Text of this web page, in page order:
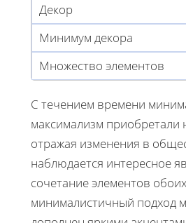
Декор
Минимум декора
Множество элементов
С течением времени
максимализм приобретали
отражая изменения в
наблюдается интересное
сочетание элементов
минималистичный подход